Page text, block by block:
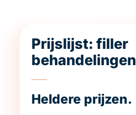
Prijslijst: filler
behandelingen
Heldere prijzen.